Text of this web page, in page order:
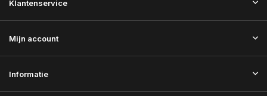
Klantenservice
Mijn account
Informatie